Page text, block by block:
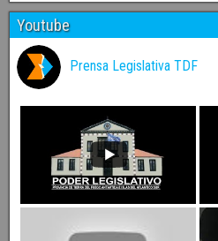
Youtube
Prensa Legislativa TDF